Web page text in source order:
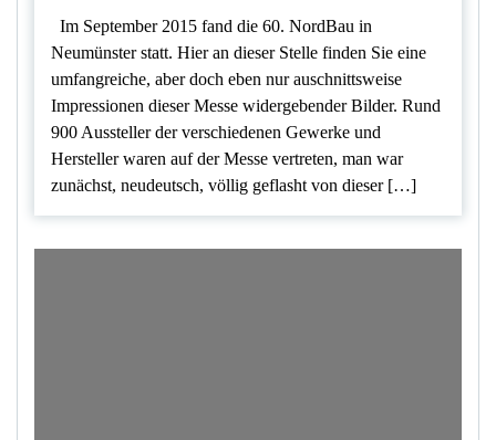
Im September 2015 fand die 60. NordBau in
Neumünster statt. Hier an dieser Stelle finden Sie eine
umfangreiche, aber doch eben nur auschnittsweise
Impressionen dieser Messe widergebender Bilder. Rund
900 Aussteller der verschiedenen Gewerke und
Hersteller waren auf der Messe vertreten, man war
zunächst, neudeutsch, völlig geflasht von dieser […]